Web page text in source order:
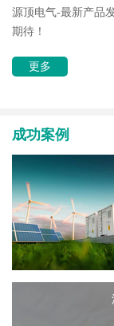
源顶电气-最新产品
期待！
更多
成功案例